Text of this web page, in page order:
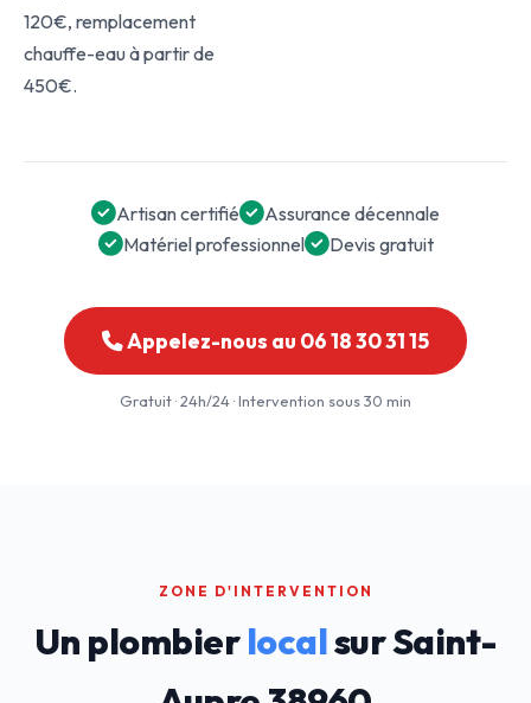
120€, remplacement
chauffe-eau à partir de
450€.
Artisan certifié
Assurance décennale
Matériel professionnel
Devis gratuit
Appelez-nous au 06 18 30 31 15
Gratuit · 24h/24 · Intervention sous 30 min
ZONE D'INTERVENTION
Un plombierlocalsur Saint-